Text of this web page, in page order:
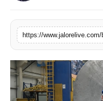
मनोरंजन
तकनीक
विशेष